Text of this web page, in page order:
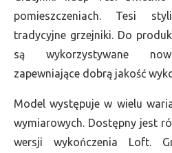
pomieszczeniach. Tesi
tradycyjne grzejniki. Do
są wykorzystywane
zapewniające dobrą jakość
Model występuje w wielu
wymiarowych. Dostępny jest
wersji wykończenia Loft.